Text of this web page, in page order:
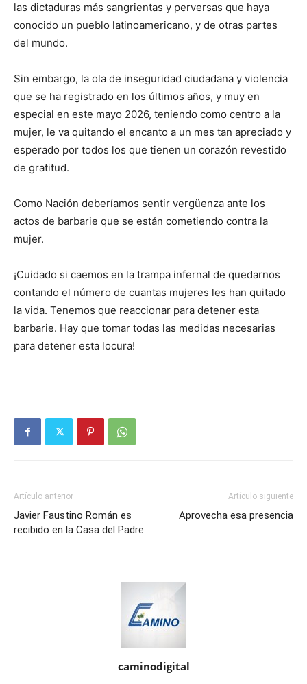
las dictaduras más sangrientas y perversas que haya
conocido un pueblo latinoamericano, y de otras partes
del mundo.
Sin embargo, la ola de inseguridad ciudadana y violencia
que se ha registrado en los últimos años, y muy en
especial en este mayo 2026, teniendo como centro a la
mujer, le va quitando el encanto a un mes tan apreciado y
esperado por todos los que tienen un corazón revestido
de gratitud.
Como Nación deberíamos sentir vergüenza ante los
actos de barbarie que se están cometiendo contra la
mujer.
¡Cuidado si caemos en la trampa infernal de quedarnos
contando el número de cuantas mujeres les han quitado
la vida. Tenemos que reaccionar para detener esta
barbarie. Hay que tomar todas las medidas necesarias
para detener esta locura!
Artículo anterior
Javier Faustino Román es
recibido en la Casa del Padre
Artículo siguiente
Aprovecha esa presencia
caminodigital